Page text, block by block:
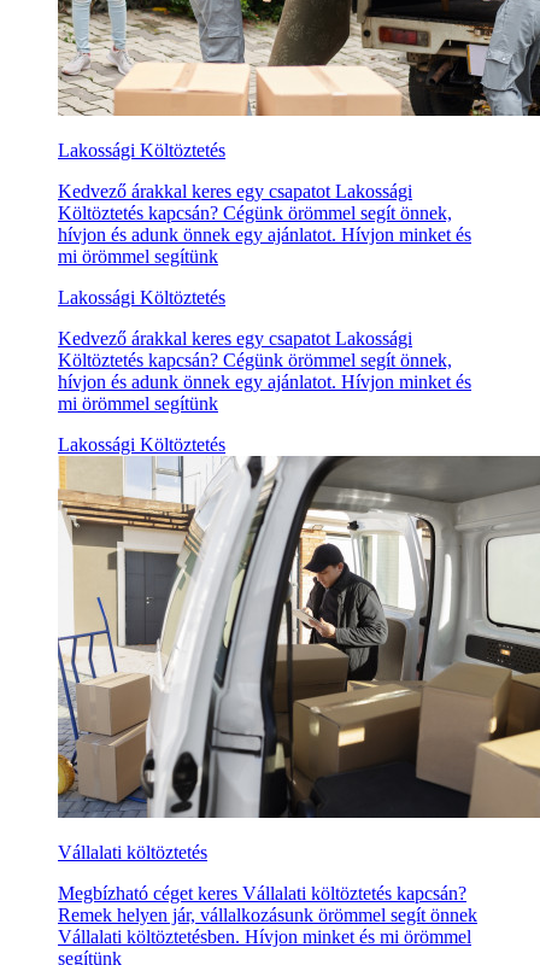
Lakossági Költöztetés
Kedvező árakkal keres egy csapatot Lakossági
Költöztetés kapcsán? Cégünk örömmel segít önnek,
hívjon és adunk önnek egy ajánlatot. Hívjon minket és
mi örömmel segítünk
Lakossági Költöztetés
Kedvező árakkal keres egy csapatot Lakossági
Költöztetés kapcsán? Cégünk örömmel segít önnek,
hívjon és adunk önnek egy ajánlatot. Hívjon minket és
mi örömmel segítünk
Lakossági Költöztetés
Vállalati költöztetés
Megbízható céget keres Vállalati költöztetés kapcsán?
Remek helyen jár, vállalkozásunk örömmel segít önnek
Vállalati költöztetésben. Hívjon minket és mi örömmel
segítünk